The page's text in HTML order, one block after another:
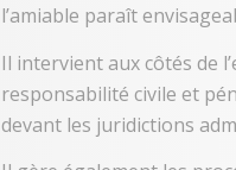
l’amiable paraît
Il intervient aux côtés de
responsabilité civile et
devant les juridictions